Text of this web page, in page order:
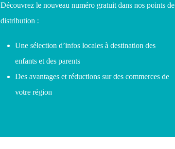
Découvrez le nouveau numéro gratuit dans nos points de
distribution :
Une sélection d’infos locales à destination des
enfants et des parents
Des avantages et réductions sur des commerces de
votre région